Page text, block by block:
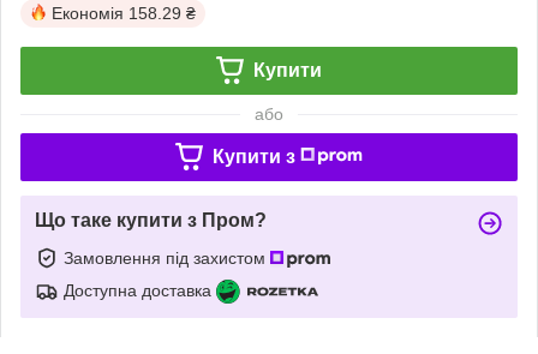
Економія 158.29 ₴
Купити
або
Купити з
Що таке купити з Пром?
Замовлення під захистом
Доступна доставка